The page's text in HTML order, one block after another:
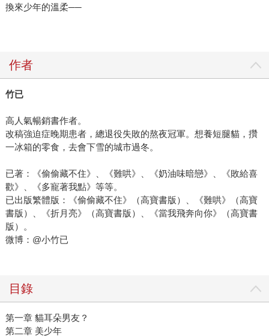
換來少年的溫柔──
作者
竹已
高人氣暢銷書作者。
改稿強迫症晚期患者，總退役失敗的熬夜冠軍。想養短腿貓，攢
一冰箱的零食，去會下雪的城市過冬。
已著：《偷偷藏不住》、《難哄》、《奶油味暗戀》、《敗給喜
歡》、《多寵著我點》等等。
已出版繁體版：《偷偷藏不住》（高寶書版）、《難哄》（高寶
書版）、《折月亮》（高寶書版）、《當我飛奔向你》（高寶書
版）。
微博：@小竹已
目錄
第一章 貓耳朵男友？
第二章 美少年